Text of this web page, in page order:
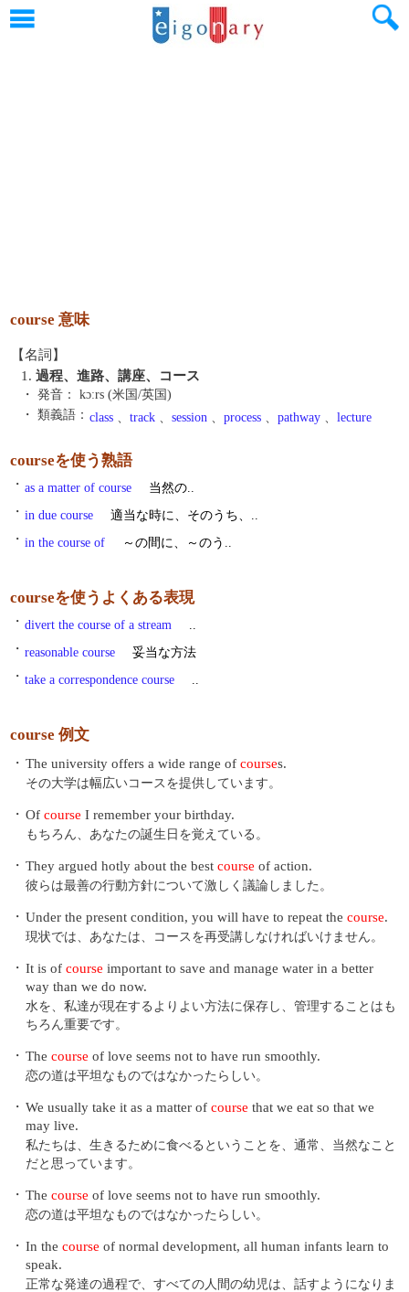
course 意味
【名詞】
1. 過程、進路、講座、コース
・ 発音：
kɔːrs (米国/英国)
・ 類義語： class 、 track 、 session 、 process 、 pathway 、 lecture
courseを使う熟語
・ as a matter of course
当然の..
・ in due course
適当な時に、そのうち、..
・ in the course of ～の間に、～のう..
courseを使うよくある表現
・ divert the course of a stream
..
・ reasonable course
妥当な方法
・ take a correspondence course ..
course 例文
・ The university offers a wide range of courses.
その大学は幅広いコースを提供しています。
・ Of course I remember your birthday.
もちろん、あなたの誕生日を覚えている。
・ They argued hotly about the best course of action.
彼らは最善の行動方針について激しく議論しました。
・ Under the present condition, you will have to repeat the course.
現状では、あなたは、コースを再受講しなければいけません。
・ It is of course important to save and manage water in a better
way than we do now.
水を、私達が現在するよりよい方法に保存し、管理することはも
ちろん重要です。
・ The course of love seems not to have run smoothly.
恋の道は平坦なものではなかったらしい。
・ We usually take it as a matter of course that we eat so that we
may live.
私たちは、生きるために食べるということを、通常、当然なこと
だと思っています。
・ The course of love seems not to have run smoothly.
恋の道は平坦なものではなかったらしい。
・ In the course of normal development, all human infants learn to
speak.
正常な発達の過程で、すべての人間の幼児は、話すようになりま